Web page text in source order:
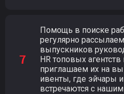
Помощь в поиске
регулярно
выпускников
HR топовых
приглашаем их на
ивенты, где эйчары
встречаются с